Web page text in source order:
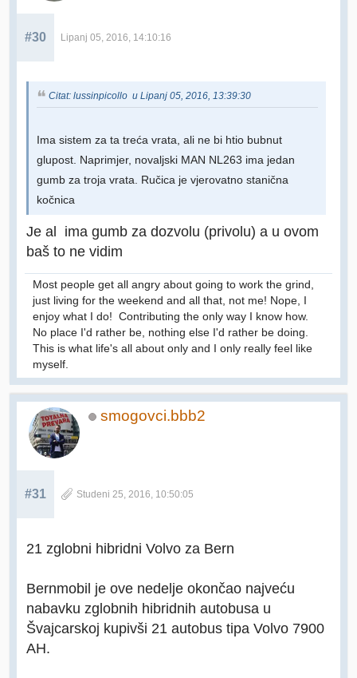
#30 Lipanj 05, 2016, 14:10:16
Citat: lussinpicollo u Lipanj 05, 2016, 13:39:30
Ima sistem za ta treća vrata, ali ne bi htio bubnut
glupost. Naprimjer, novaljski MAN NL263 ima jedan
gumb za troja vrata. Ručica je vjerovatno stanična
kočnica
Je al ima gumb za dozvolu (privolu) a u ovom
baš to ne vidim
Most people get all angry about going to work the grind,
just living for the weekend and all that, not me! Nope, I
enjoy what I do! Contributing the only way I know how.
No place I'd rather be, nothing else I'd rather be doing.
This is what life's all about only and I only really feel like
myself.
smogovci.bbb2
#31 Studeni 25, 2016, 10:50:05
21 zglobni hibridni Volvo za Bern
Bernmobil je ove nedelje okončao najveću
nabavku zglobnih hibridnih autobusa u
Švajcarskoj kupivši 21 autobus tipa Volvo 7900
AH.